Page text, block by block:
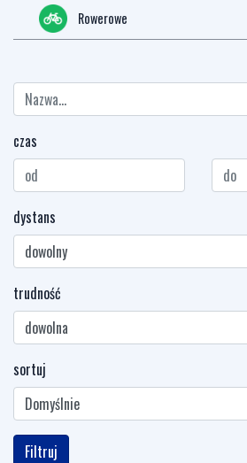
Rowerowe
czas
dystans
trudność
sortuj
Filtruj